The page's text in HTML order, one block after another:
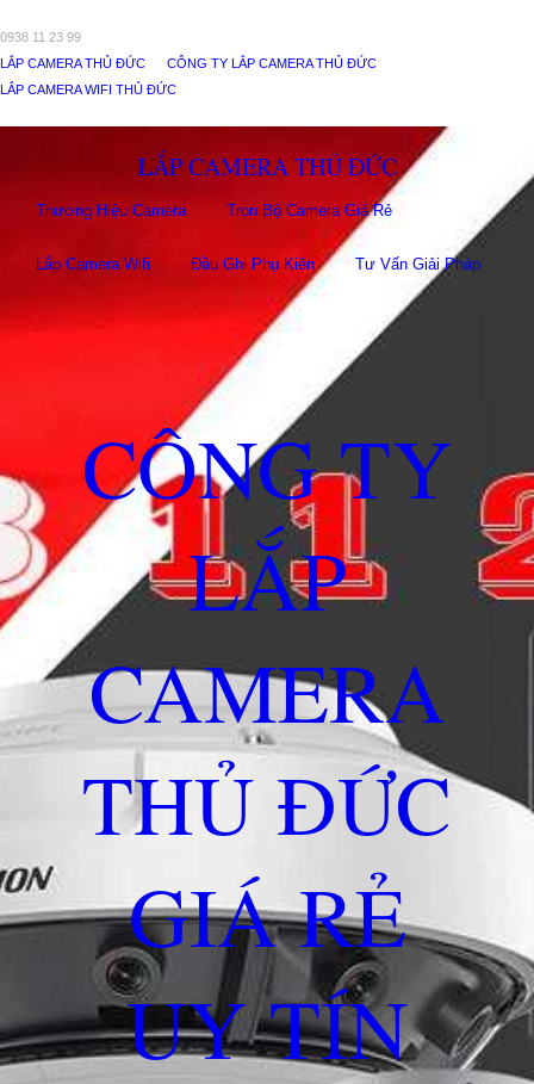
0938 11 23 99
LẮP CAMERA THỦ ĐỨC
CÔNG TY LẮP CAMERA THỦ ĐỨC
LẮP CAMERA WIFI THỦ ĐỨC
LẮP CAMERA THỦ ĐỨC
Thương Hiệu Camera Trọn Bộ Camera Giá Rẻ
Lắp Camera Wifi Đầu Ghi Phụ Kiên Tư Vấn Giải Pháp
CÔNG TY
LẮP
CAMERA
THỦ ĐỨC
GIÁ RẺ
UY TÍN